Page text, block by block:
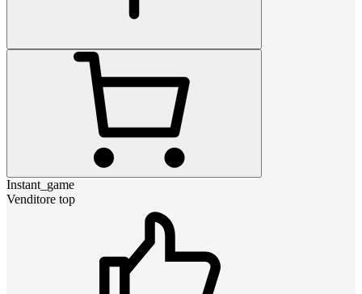
Instant_game
Venditore top